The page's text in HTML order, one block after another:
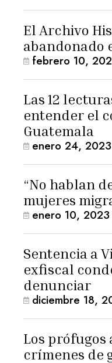
El Archivo
abandonado
febrero 10,
Las 12
entender el
Guatemala
enero 24, 2023
“No hablan
mujeres
enero 10, 2023
Sentencia a
exfiscal
denunciar
diciembre 18,
Los prófugos
crímenes de